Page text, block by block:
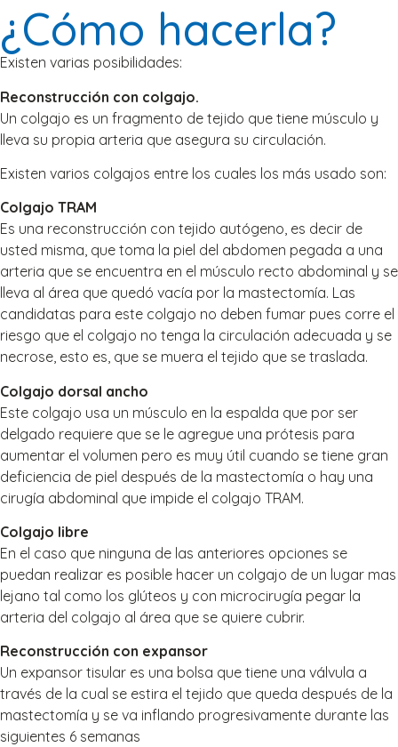
¿Cómo hacerla?
Existen varias posibilidades:
Reconstrucción con colgajo.
Un colgajo es un fragmento de tejido que tiene músculo y
lleva su propia arteria que asegura su circulación.
Existen varios colgajos entre los cuales los más usado son:
Colgajo TRAM
Es una reconstrucción con tejido autógeno, es decir de
usted misma, que toma la piel del abdomen pegada a una
arteria que se encuentra en el músculo recto abdominal y se
lleva al área que quedó vacía por la mastectomía. Las
candidatas para este colgajo no deben fumar pues corre el
riesgo que el colgajo no tenga la circulación adecuada y se
necrose, esto es, que se muera el tejido que se traslada.
Colgajo dorsal ancho
Este colgajo usa un músculo en la espalda que por ser
delgado requiere que se le agregue una prótesis para
aumentar el volumen pero es muy útil cuando se tiene gran
deficiencia de piel después de la mastectomía o hay una
cirugía abdominal que impide el colgajo TRAM.
Colgajo libre
En el caso que ninguna de las anteriores opciones se
puedan realizar es posible hacer un colgajo de un lugar mas
lejano tal como los glúteos y con microcirugía pegar la
arteria del colgajo al área que se quiere cubrir.
Reconstrucción con expansor
Un expansor tisular es una bolsa que tiene una válvula a
través de la cual se estira el tejido que queda después de la
mastectomía y se va inflando progresivamente durante las
siguientes 6 semanas